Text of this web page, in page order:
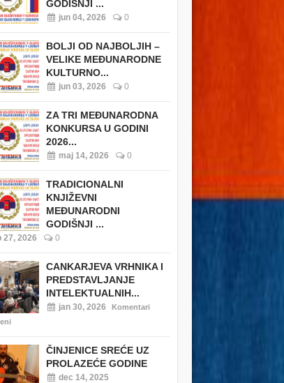
GODIŠNJI ...
jun 04, 2026 0
BOLJI OD NAJBOLJIH –
VELIKE MEĐUNARODNE
KULTURNO...
jun 03, 2026 0
ZA TRI MEĐUNARODNA
KONKURSA U GODINI
2026...
maj 14, 2026 0
TRADICIONALNI
KNJIŽEVNI
MEĐUNARODNI
GODIŠNJI ...
27, 2026 0
CANKARJEVA VRHNIKA I
PREDSTAVLJANJE
INTELEKTUALNIH...
jan 30, 2026
Komentari
ČINJENICE SREĆE UZ
PROLAZEĆE GODINE
dec 14, 2025